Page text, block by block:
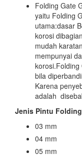
Folding Gate
yaitu Folding
utama:dasar
korosi
mudah
mempunyai
bila
Karena
adalah
Jenis Pintu
03 mm
04 mm
05 mm